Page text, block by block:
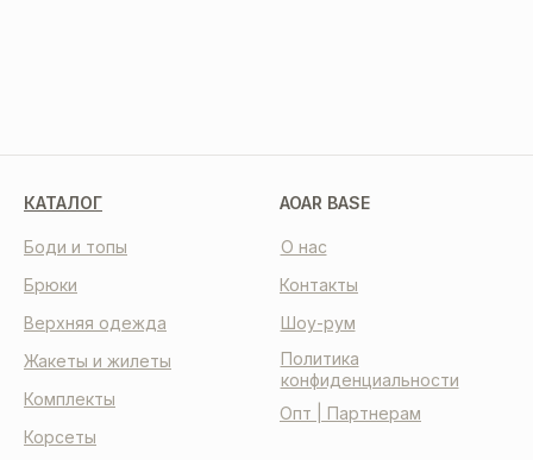
КАТАЛОГ AOAR BASE
О нас
Контакты
Шоу-рум
Политика
конфиденциальности
Опт | Партнерам
Корсеты
Боди и топы
Комплекты
Брюки
Жакеты и жилеты
Верхняя одежда